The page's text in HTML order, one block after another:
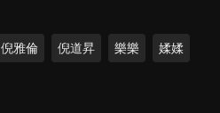
倪雅倫 倪道昇 樂樂 媃媃